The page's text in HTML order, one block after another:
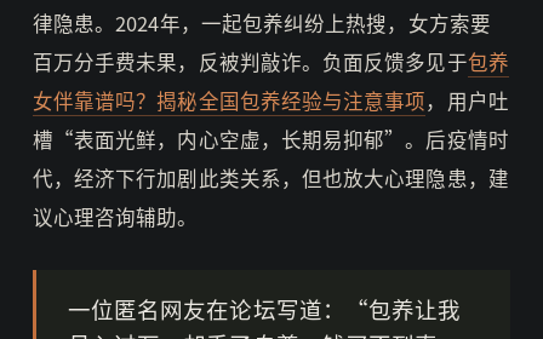
律隐患。2024年，一起包养纠纷上热搜，女方索要
百万分手费未果，反被判敲诈。负面反馈多见于包养
女伴靠谱吗？揭秘全国包养经验与注意事项，用户吐
槽“表面光鲜，内心空虚，长期易抑郁”。后疫情时
代，经济下行加剧此类关系，但也放大心理隐患，建
议心理咨询辅助。
一位匿名网友在论坛写道：“包养让我